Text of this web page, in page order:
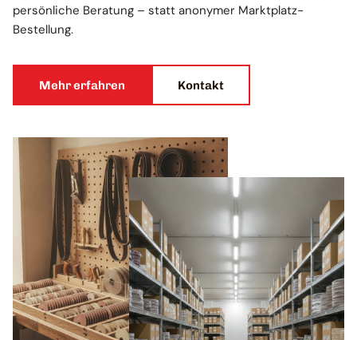
persönliche Beratung – statt anonymer Marktplatz-
Bestellung.
Mehr erfahren Kontakt